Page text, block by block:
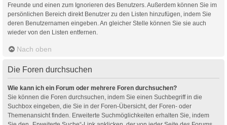
Freunde und einen zum Ignorieren des Benutzers. Außerdem können Sie im
persönlichen Bereich direkt Benutzer zu den Listen hinzufügen, indem Sie
deren Benutzernamen eingeben. An gleicher Stelle können Sie sie auch
wieder von den Listen entfernen.
Nach oben
Die Foren durchsuchen
Wie kann ich ein Forum oder mehrere Foren durchsuchen?
Sie können die Foren durchsuchen, indem Sie einen Suchbegriff in die
Suchbox eingeben, die Sie in der Foren-Übersicht, der Foren- oder
Themenansicht finden. Erweiterte Suchmöglichkeiten erhalten Sie, indem